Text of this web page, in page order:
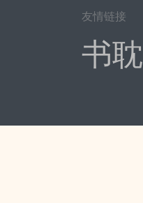
友情链接
书耽